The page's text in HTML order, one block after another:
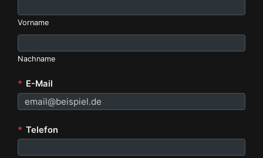
Vorname
Nachname
* E-Mail
* Telefon